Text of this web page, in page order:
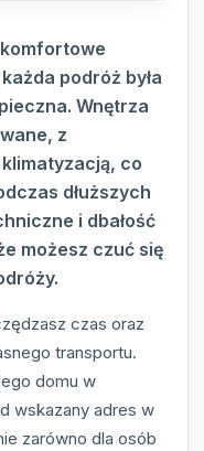
podróż była
Wnętrza
z
co
dłuższych
i dbałość
możesz czuć się
czas oraz
transportu.
domu w
wskazany adres w
zarówno dla osób